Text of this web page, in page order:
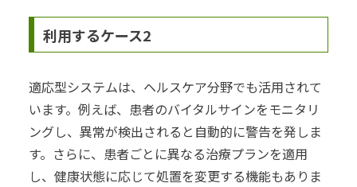
利用するケース2
適応型システムは、ヘルスケア分野でも活用されて
います。例えば、患者のバイタルサインをモニタリ
ングし、異常が検出されると自動的に警告を発しま
す。さらに、患者ごとに異なる治療プランを適用
し、健康状態に応じて処置を変更する機能もありま